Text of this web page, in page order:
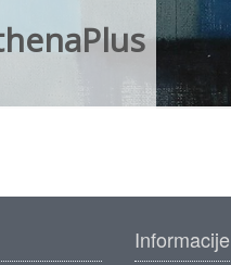
Informacije